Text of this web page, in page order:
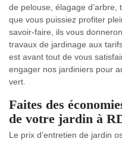
de pelouse, élagage
que vous puissiez profiter
savoir-faire, ils vous
travaux de jardinage aux
est avant tout de vous
engager nos jardiniers pour
vert.
Faites des
de votre jardin à
Le prix d’entretien de jardin